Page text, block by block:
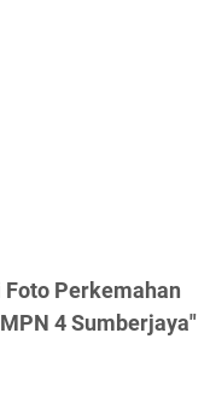
Perkemahan
4 Sumberjaya"